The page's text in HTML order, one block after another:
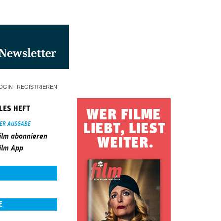
REGISTRIEREN
HEFT
AUSGABE
abonnieren
App